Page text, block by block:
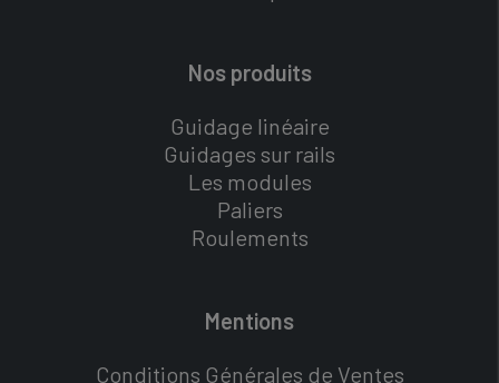
Nos produits
Guidage linéaire
Guidages sur rails
Les modules
Paliers
Roulements
Mentions
Conditions Générales de Ventes